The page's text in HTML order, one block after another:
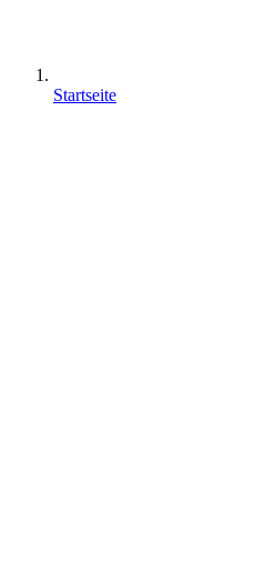
Startseite